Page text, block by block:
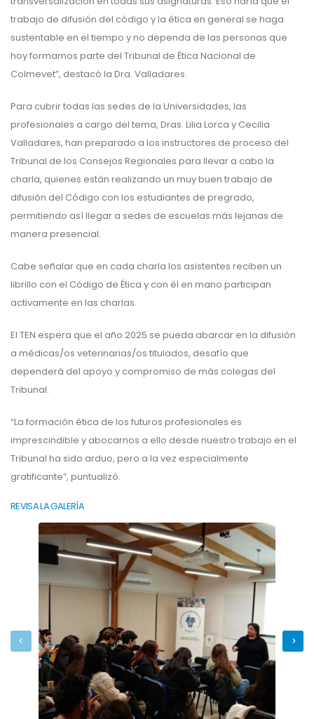
trabajo de difusión del código y la ética en general se haga
sustentable en el tiempo y no dependa de las personas que
hoy formamos parte del Tribunal de Ética Nacional de
Colmevet”, destacó la Dra. Valladares.
Para cubrir todas las sedes de la Universidades, las
profesionales a cargo del tema, Dras. Lilia Lorca y Cecilia
Valladares, han preparado a los instructores de proceso del
Tribunal de los Consejos Regionales para llevar a cabo la
charla, quienes están realizando un muy buen trabajo de
difusión del Código con los estudiantes de pregrado,
permitiendo así llegar a sedes de escuelas más lejanas de
manera presencial.
Cabe señalar que en cada charla los asistentes reciben un
librillo con el Código de Ética y con él en mano participan
activamente en las charlas.
El TEN espera que el año 2025 se pueda abarcar en la difusión
a médicas/os veterinarias/os titulados, desafío que
dependerá del apoyo y compromiso de más colegas del
Tribunal.
“La formación ética de los futuros profesionales es
imprescindible y abocarnos a ello desde nuestro trabajo en el
Tribunal ha sido arduo, pero a la vez especialmente
gratificante”, puntualizó.
REVISA LA GALERÍA